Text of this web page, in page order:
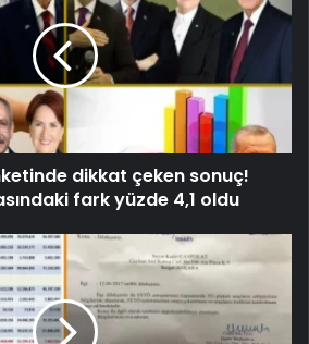
dikkat çeken sonuç!
fark yüzde 4,1 oldu